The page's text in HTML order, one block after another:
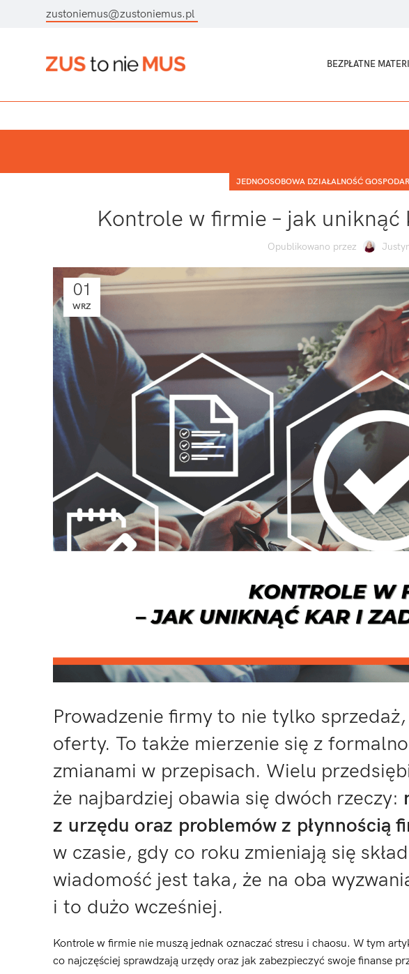
zustoniemus@zustoniemus.pl
BEZPŁATNE
JEDNOOSOBOWA DZIAŁALNOŚĆ
Kontrole w firmie – jak uniknąć
Opublikowano przez
01
WRZ
Prowadzenie firmy to nie tylko
oferty. To także mierzenie się z
zmianami w przepisach. Wielu
że najbardziej obawia się dwóch rzeczy:
z urzędu oraz problemów z płynnością
w czasie, gdy co roku zmieniają się
wiadomość jest taka, że na oba
i to dużo wcześniej.
Kontrole w firmie nie muszą jednak oznaczać stresu i chaosu. W tym
co najczęściej sprawdzają urzędy oraz jak zabezpieczyć swoje finanse